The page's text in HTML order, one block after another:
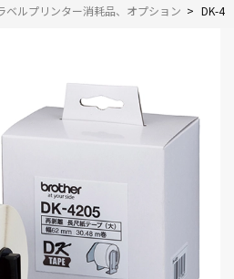
ベルプリンター消耗品、オプション > DK-